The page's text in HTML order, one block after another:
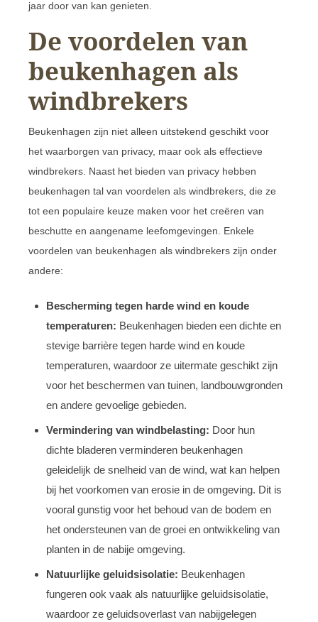
jaar door van kan genieten.
De voordelen van
beukenhagen als
windbrekers
Beukenhagen zijn niet alleen uitstekend geschikt voor
het waarborgen van privacy, maar ook als effectieve
windbrekers. Naast het bieden van privacy hebben
beukenhagen tal van voordelen als windbrekers, die ze
tot een populaire keuze maken voor het creëren van
beschutte en aangename leefomgevingen. Enkele
voordelen van beukenhagen als windbrekers zijn onder
andere:
Bescherming tegen harde wind en koude
temperaturen: Beukenhagen bieden een dichte en
stevige barrière tegen harde wind en koude
temperaturen, waardoor ze uitermate geschikt zijn
voor het beschermen van tuinen, landbouwgronden
en andere gevoelige gebieden.
Vermindering van windbelasting: Door hun
dichte bladeren verminderen beukenhagen
geleidelijk de snelheid van de wind, wat kan helpen
bij het voorkomen van erosie in de omgeving. Dit is
vooral gunstig voor het behoud van de bodem en
het ondersteunen van de groei en ontwikkeling van
planten in de nabije omgeving.
Natuurlijke geluidsisolatie: Beukenhagen
fungeren ook vaak als natuurlijke geluidsisolatie,
waardoor ze geluidsoverlast van nabijgelegen